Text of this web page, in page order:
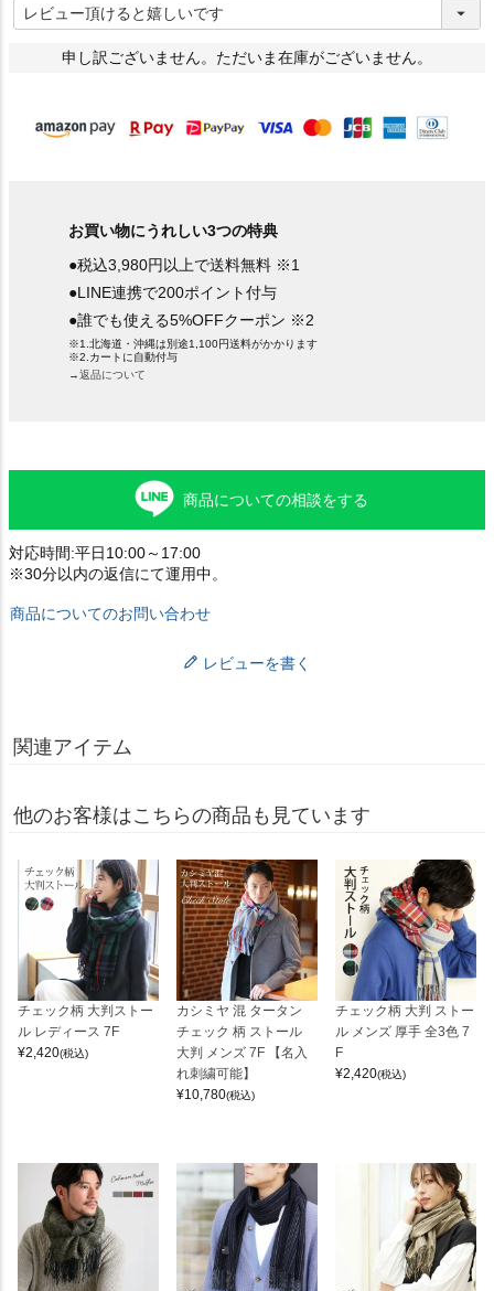
必
須
)
申し訳ございません。ただいま在庫がございません。
お買い物にうれしい3つの特典
●税込3,980円以上で送料無料 ※1
●LINE連携で200ポイント付与
●誰でも使える5%OFFクーポン ※2
※1.北海道・沖縄は別途1,100円送料がかかります
※2.カートに自動付与
→返品について
商品についての相談をする
対応時間:平日10:00～17:00
※30分以内の返信にて運用中。
商品についてのお問い合わせ
レビューを書く
関連アイテム
他のお客様はこちらの商品も見ています
チェック柄 大判ストー
ル レディース 7F
¥2,420(税込)
カシミヤ 混 タータン
チェック 柄 ストール
大判 メンズ 7F 【名入
れ刺繍可能】
¥10,780(税込)
チェック柄 大判 ストー
ル メンズ 厚手 全3色 7
F
¥2,420(税込)